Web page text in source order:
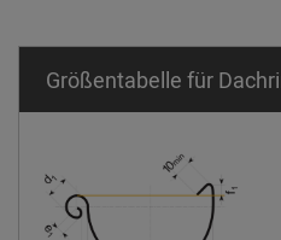
Größentabelle für